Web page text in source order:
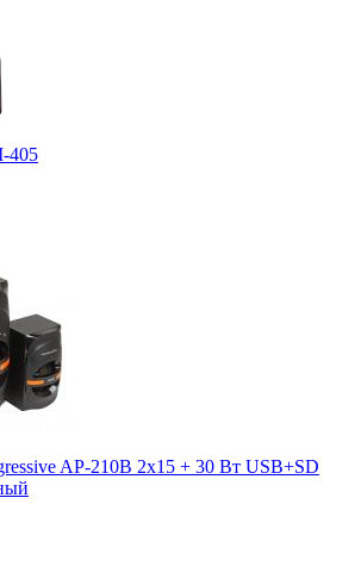
405
AP-210B 2x15 + 30 Вт USB+SD